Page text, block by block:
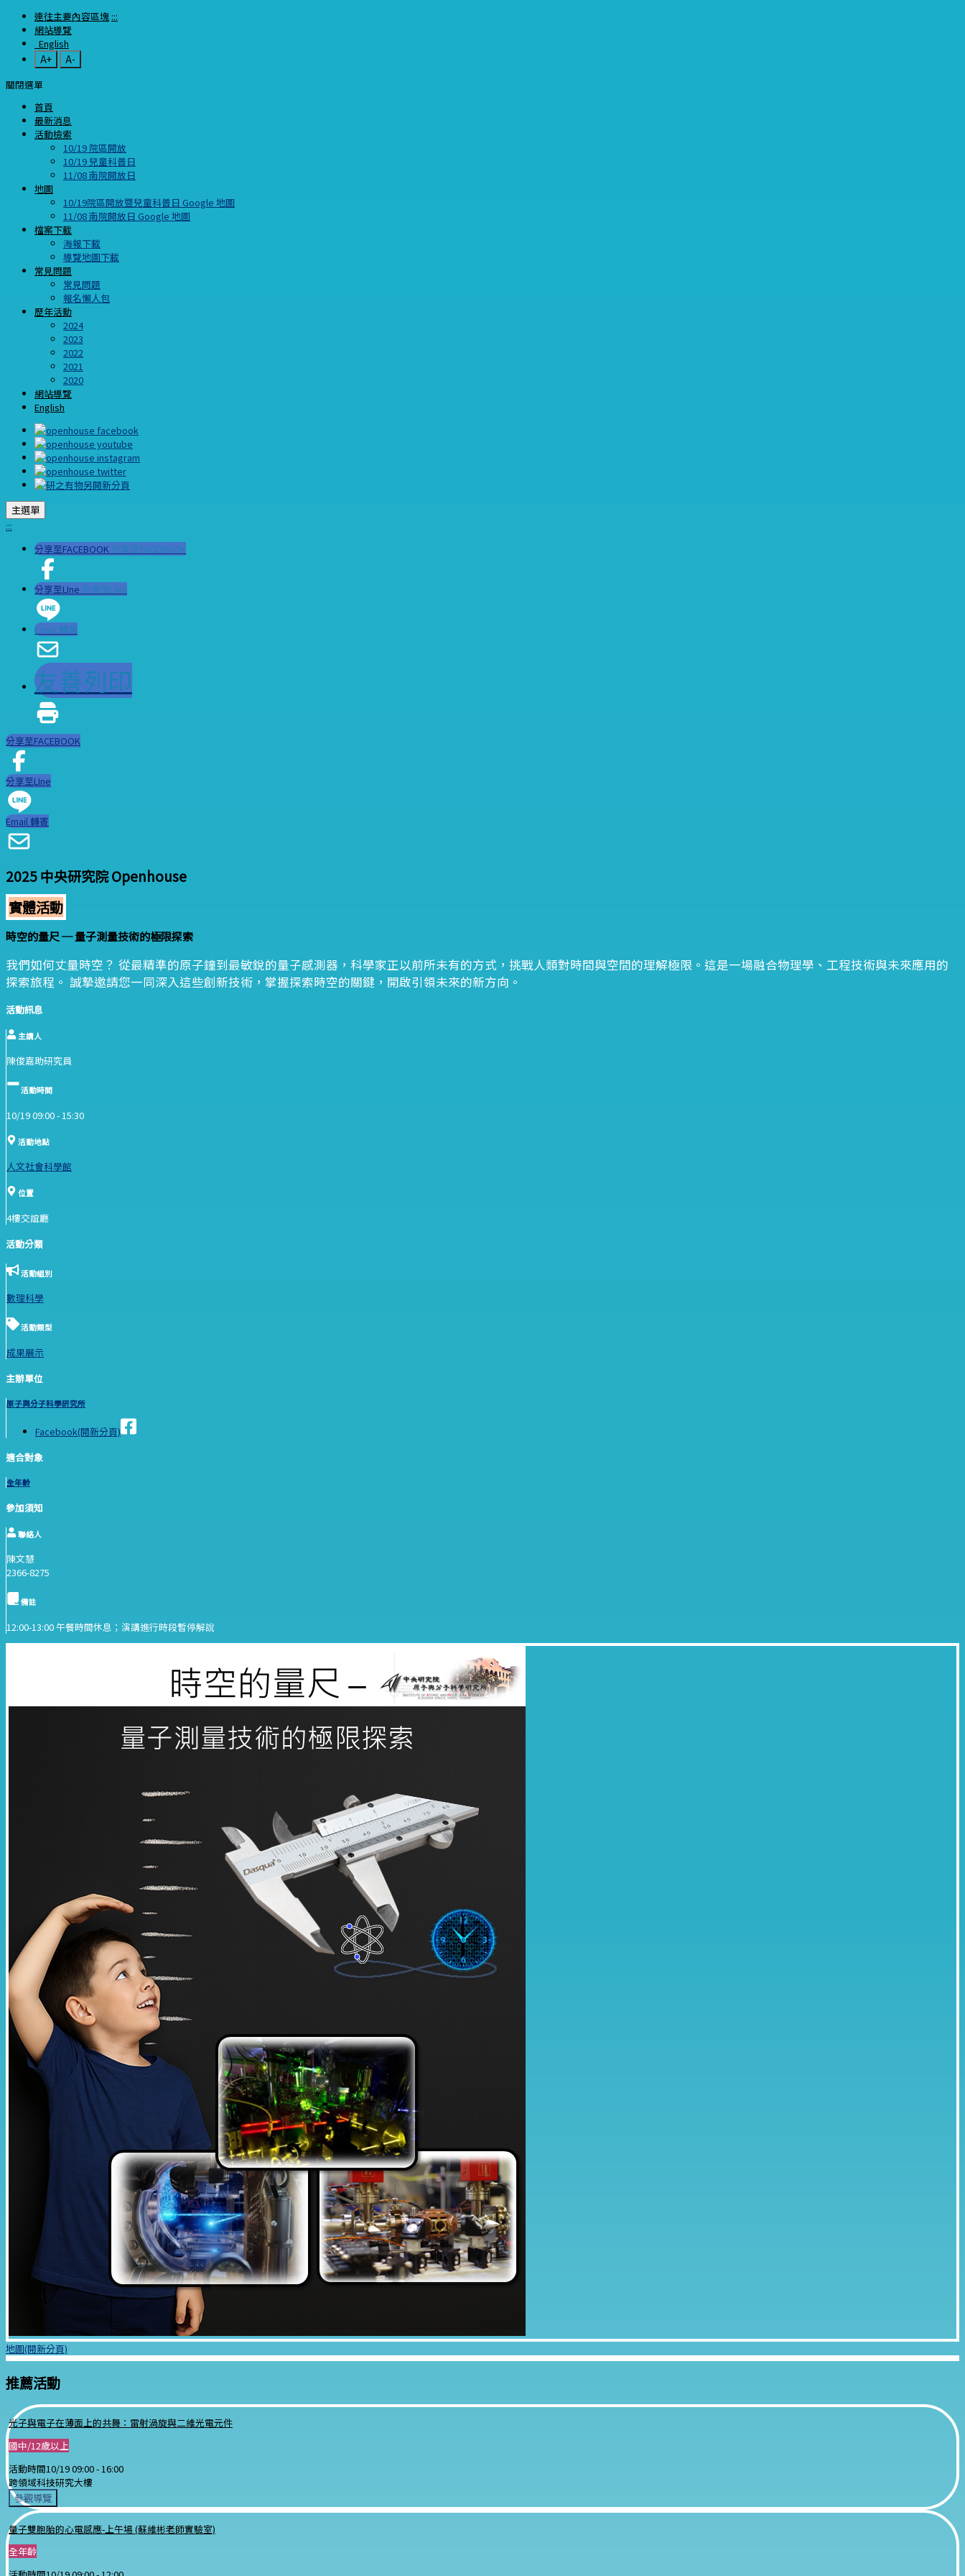
連往主要內容區塊 :::
網站導覽
English
A+
A-
關閉選單
首頁
最新消息
活動檢索
10/19 院區開放
10/19 兒童科普日
11/08 南院開放日
地圖
10/19院區開放暨兒童科普日 Google 地圖
11/08 南院開放日 Google 地圖
檔案下載
海報下載
導覽地圖下載
常見問題
常見問題
報名懶人包
歷年活動
2024
2023
2022
2021
2020
網站導覽
English
主選單
:::
分享至FACEBOOK 分享至FACEBOOK
分享至LIne 分享至LIne
Email 轉寄
友善列印
分享至FACEBOOK
分享至LIne
Email 轉寄
2025 中央研究院 Openhouse
實體活動
時空的量尺 ─ 量子測量技術的極限探索
我們如何丈量時空？ 從最精準的原子鐘到最敏銳的量子感測器，科學家正以前所未有的方式，挑戰人類對時間與空間的理解極限。這是一場融合物理學、工程技術與未來應用的
探索旅程。 誠摯邀請您一同深入這些創新技術，掌握探索時空的關鍵，開啟引領未來的新方向。
活動訊息
主講人
陳俊嘉助研究員
活動時間
10/19 09:00 -15:30
活動地點
人文社會科學館
位置
4樓交誼廳
活動分類
活動組別
數理科學
活動類型
成果展示
主辦單位
原子與分子科學研究所
Facebook(開新分頁)
適合對象
全年齡
參加須知
聯絡人
陳文慧
2366-8275
備註
12:00-13:00 午餐時間休息；演講進行時段暫停解說
地圖(開新分頁)
推薦活動
光子與電子在薄面上的共舞：雷射渦旋與二維光電元件
國中/12歲以上
活動時間10/19 09:00 -16:00
跨領域科技研究大樓
參觀導覽
量子雙胞胎的心電感應-上午場 (蘇維彬老師實驗室)
全年齡